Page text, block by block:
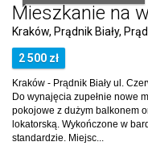
Mieszkanie na
Kraków, Prądnik Biały,
2 500 zł
Kraków - Prądnik Biały ul.
Do wynajęcia zupełnie nowe
pokojowe z dużym balkonem
lokatorską. Wykończone w
standardzie. Miejsc...